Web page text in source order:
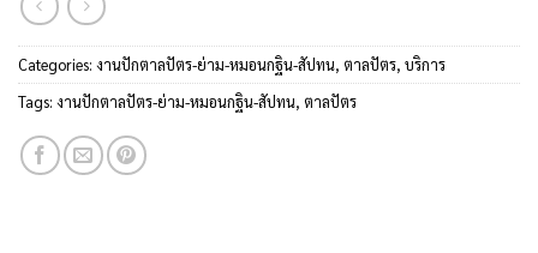
Categories: งานปักตาลปัตร-ย่าม-หมอนกฐิน-สัปทน, ตาลปัตร, บริการ
Tags: งานปักตาลปัตร-ย่าม-หมอนกฐิน-สัปทน, ตาลปัตร